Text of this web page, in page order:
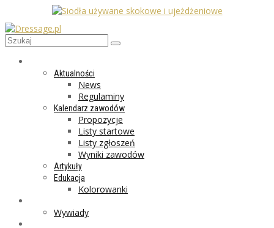
Aktualności
News
Regulaminy
Kalendarz zawodów
Propozycje
Listy startowe
Listy zgłoszeń
Wyniki zawodów
Artykuły
Edukacja
Kolorowanki
Wywiady